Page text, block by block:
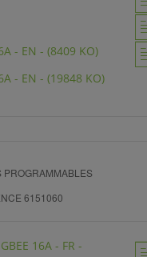
- EN - (8409 KO)
- EN - (19848 KO)
PROGRAMMABLES
6151060
16A - FR -